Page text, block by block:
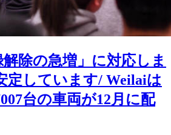
除の急増」に対応しま
定しています/ Weilaiは
台の車両が12月に配